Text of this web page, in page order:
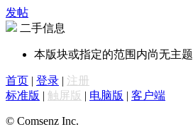
发帖
二手信息
本版块或指定的范围内尚无主题
首页 | 登录 | 注册
标准版 | 触屏版 | 电脑版 | 客户端
© Comsenz Inc.